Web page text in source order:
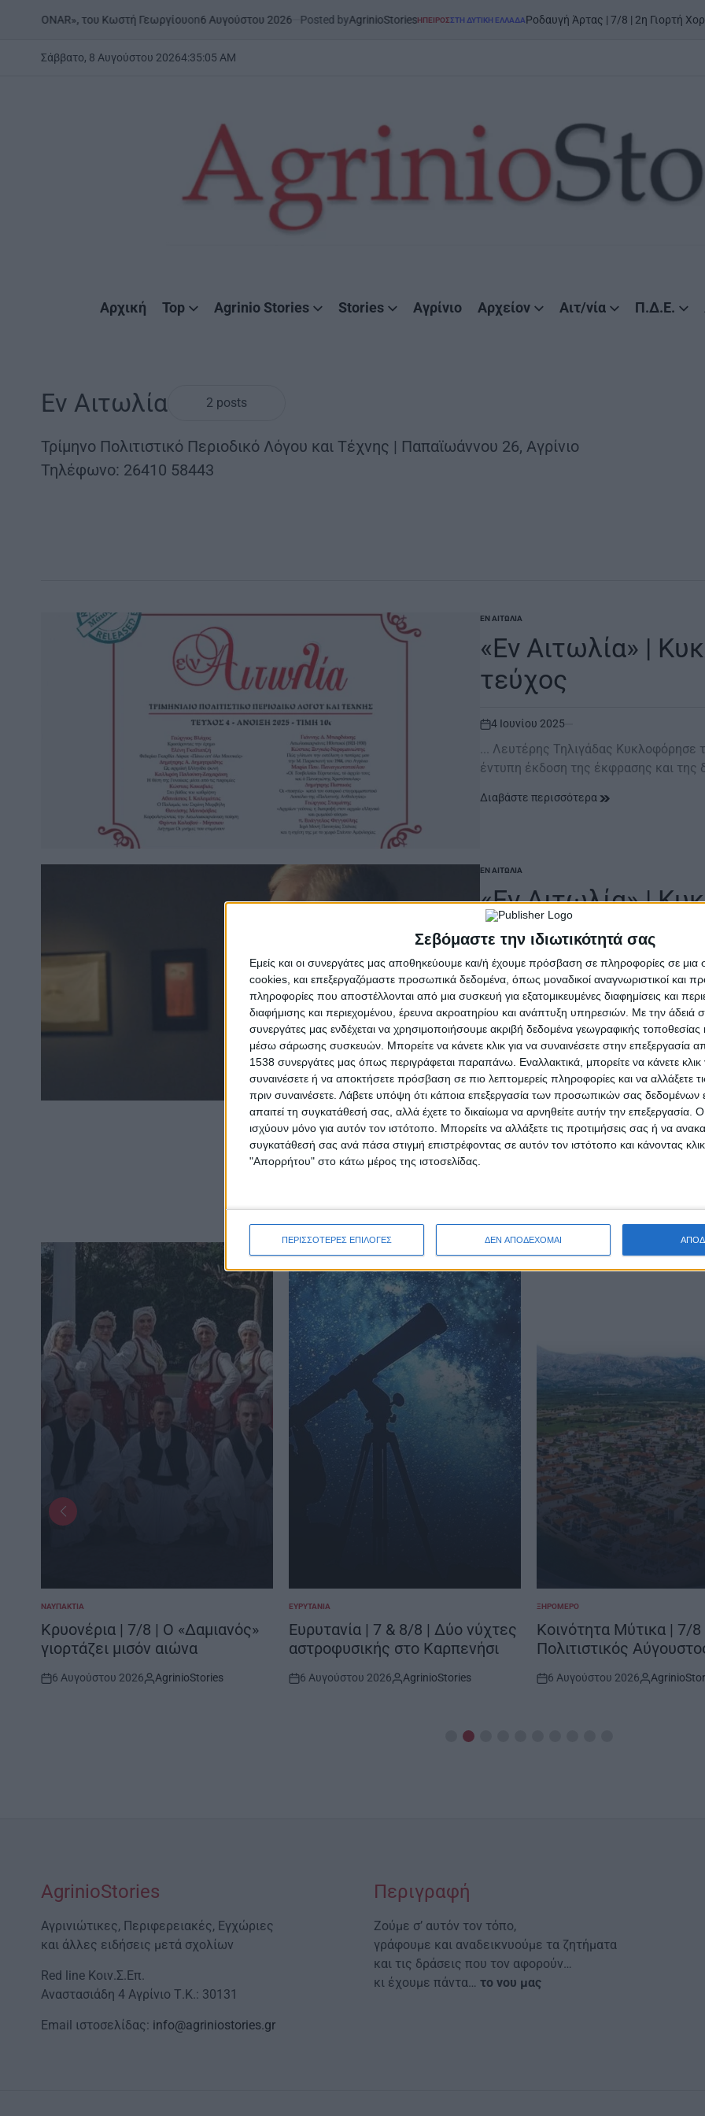
Σεβόμαστε την ιδιωτικότητά σας
Εμείς και οι συνεργάτες μας αποθηκεύουμε και/ή έχουμε πρόσβαση σε πληροφορίες σε
cookies, και επεξεργαζόμαστε προσωπικά δεδομένα, όπως μοναδικοί αναγνωριστικοί και
πληροφορίες που αποστέλλονται από μια συσκευή για εξατομικευμένες διαφημίσεις και
διαφήμισης και περιεχομένου, έρευνα ακροατηρίου και ανάπτυξη υπηρεσιών. Με την άδειά
συνεργάτες μας ενδέχεται να χρησιμοποιήσουμε ακριβή δεδομένα γεωγραφικής τοποθεσίας
μέσω σάρωσης συσκευών. Μπορείτε να κάνετε κλικ για να συναινέσετε στην επεξεργασία
1538 συνεργάτες μας όπως περιγράφεται παραπάνω. Εναλλακτικά, μπορείτε να κάνετε κλικ
συναινέσετε ή να αποκτήσετε πρόσβαση σε πιο λεπτομερείς πληροφορίες και να αλλάξετε
πριν συναινέσετε. Λάβετε υπόψη ότι κάποια επεξεργασία των προσωπικών σας δεδομένων
απαιτεί τη συγκατάθεσή σας, αλλά έχετε το δικαίωμα να αρνηθείτε αυτήν την επεξεργασία.
ισχύουν μόνο για αυτόν τον ιστότοπο. Μπορείτε να αλλάξετε τις προτιμήσεις σας ή να
συγκατάθεσή σας ανά πάσα στιγμή επιστρέφοντας σε αυτόν τον ιστότοπο και κάνοντας
"Απορρήτου" στο κάτω μέρος της ιστοσελίδας.
ΠΕΡΙΣΣΟΤΕΡΕΣ ΕΠΙΛΟΓΕΣ ΔΕΝ ΑΠΟΔΕΧΟΜΑΙ
του Κωστή Γεωργίουon6 Αυγούστου 2026 Posted byAgrinioStoriesPOSTED
ΉΠΕΙΡΟΣΣΤΗ ΔΥΤΙΚΉ ΕΛΛΆΔΑΡοδαυγή Άρτας | 7/8 | 2η Γιορτή Χορού
Σάββατο, 8 Αυγούστου 20264:35:06 AM
Αρχική Top Agrinio Stories Stories Αγρίνιο Αρχείον Αιτ/νία Π.Δ.Ε.
Εν Αιτωλία 2 posts
Τρίμηνο Πολιτιστικό Περιοδικό Λόγου και Τέχνης | Παπαϊωάννου 26, Αγρίνιο
Τηλέφωνο: 26410 58443
POSTED
ΕΝ ΑΙΤΩΛΊΑ
«Εν Αιτωλία» |
τεύχος
on
4 Ιουνίου 2025
... Λευτέρης Τηλιγάδας Κυκλοφόρησε
έντυπη έκδοση της έκφρασης και της
Διαβάστε περισσότερα
POSTED
ΕΝ ΑΙΤΩΛΊΑ
«Eν Αιτωλία» |
συνέντευξη του
on
28 Ιανουαρίου 2025
. Κυκλοφορεί το 3ο τεύχος –
ακόμη και σε δύσκολες συνθήκες,…
Διαβάστε περισσότερα
POSTED
IN
ΝΑΥΠΑΚΤΊΑ
Κρυονέρια | 7/8 | Ο «Δαμιανός»
γιορτάζει μισόν αιώνα
Post
6 Αυγούστου 2026
By:
AgrinioStories
POSTED
IN
ΕΥΡΥΤΑΝΊΑ
Ευρυτανία | 7 & 8/8 | Δύο νύχτες
αστροφυσικής στο Καρπενήσι
Post
6 Αυγούστου 2026
By:
AgrinioStories
POSTED
IN
ΞΗΡΟΜΕΡΟ
Κοινότητα Μύτικα | 7/8
Πολιτιστικός
Post
6 Αυγούστου 2026
By:
AgrinioStories
Αγρινιώτικες, Περιφερειακές, Εγχώριες
και άλλες ειδήσεις μετά σχολίων
Red line Κοιν.Σ.Επ.
Αναστασιάδη 4 Αγρίνιο Τ.Κ.: 30131
Email ιστοσελίδας: info@agriniostories.gr
Περιγραφή
Ζούμε σ’ αυτόν τον τόπο,
γράφουμε και αναδεικνυούμε τα ζητήματα
και τις δράσεις που τον αφορούν…
κι έχουμε πάντα…το νου μας